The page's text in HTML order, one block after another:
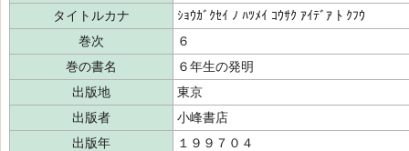
タイトルカナ
ｼｮｳｶﾞｸｾｲ ﾉ ﾊﾂﾒｲ ｺｳｻｸ ｱｲﾃﾞｱ ﾄ ｸﾌｳ
巻次
６
巻の書名
６年生の発明
出版地
東京
出版者
小峰書店
出版年
１９９７０４